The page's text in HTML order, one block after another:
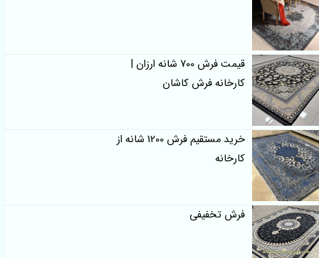
قیمت فرش 700 شانه ارزان |
کارخانه فرش کاشان
خرید مستقیم فرش 1200 شانه از
کارخانه
فرش تخفیفی